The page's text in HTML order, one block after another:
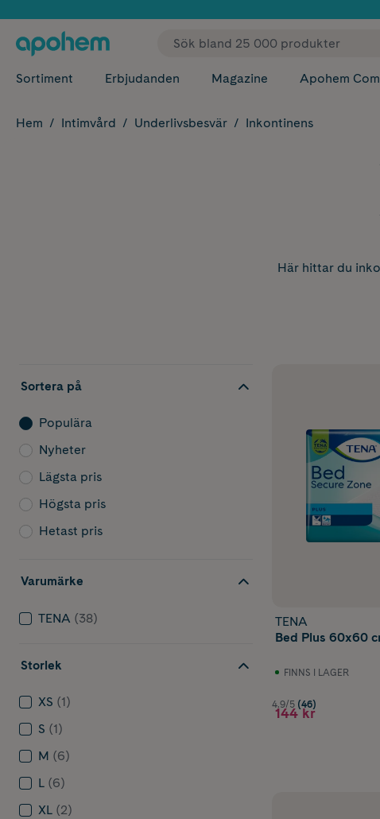
✓ Fri frakt
Sortiment Erbjudanden Magazine Apohem
Hem Intimvård Underlivsbesvär Inkontinens
Här hittar du
Sortera på
Populära
Nyheter
Lägsta pris
Högsta pris
Hetast pris
Varumärke
TENA (38)
Storlek
XS (1)
S (1)
M (6)
L (6)
XL (2)
TENA
Bed Plus 60x60
FINNS I LAGER
4.9/5 (46)
144 kr